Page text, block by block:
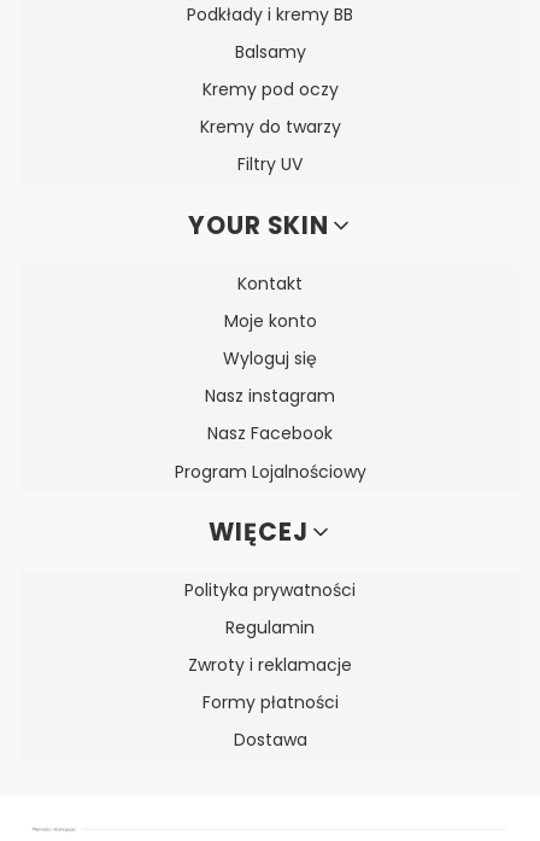
Podkłady i kremy BB
Balsamy
Kremy pod oczy
Kremy do twarzy
Filtry UV
YOUR SKIN
Kontakt
Moje konto
Wyloguj się
Nasz instagram
Nasz Facebook
Program Lojalnościowy
WIĘCEJ
Polityka prywatności
Regulamin
Zwroty i reklamacje
Formy płatności
Dostawa